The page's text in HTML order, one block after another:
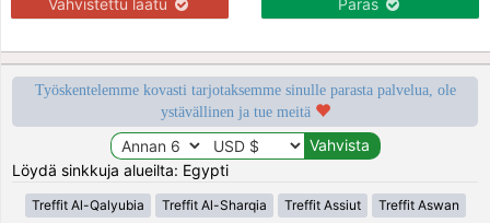
Työskentelemme kovasti tarjotaksemme sinulle parasta palvelua, ole
ystävällinen ja tue meitä
Löydä sinkkuja alueilta: Egypti
Treffit Al-Qalyubia Treffit Al-Sharqia Treffit Assiut Treffit Aswan